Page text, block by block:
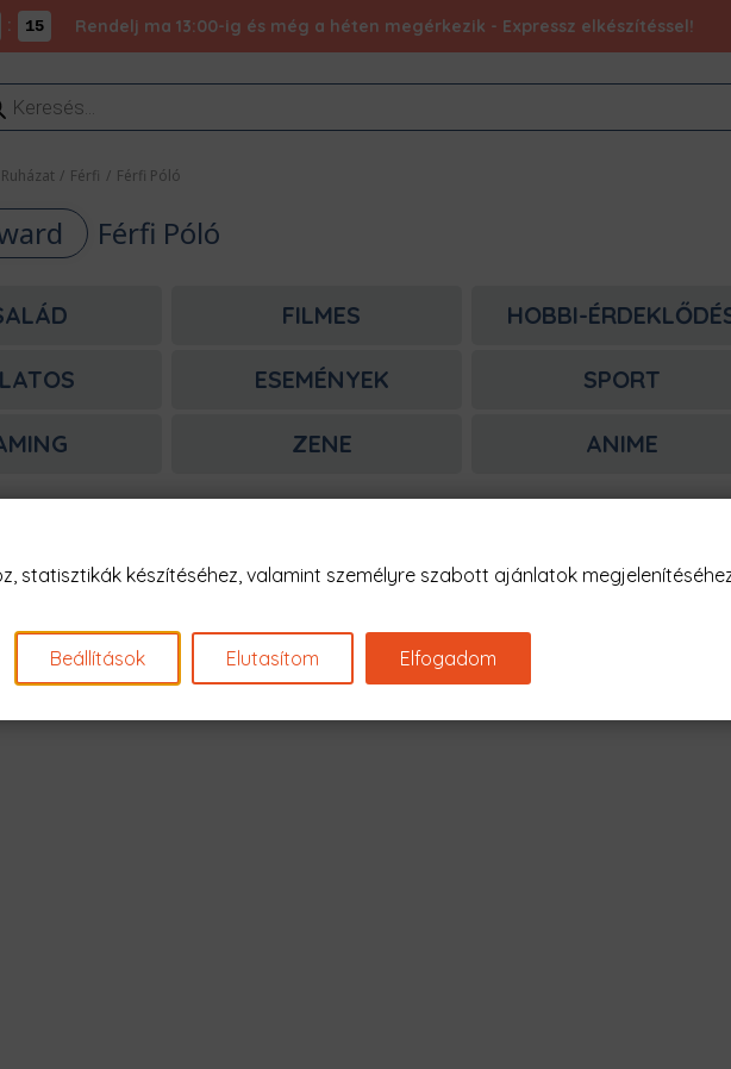
: 15 Rendelj ma 13:00-ig és még a héten megérkezik - Expressz elkészítéssel!
Ruházat / Férfi / Férfi Póló
Férfi Póló
FILMES HOBBI-
ESEMÉNYEK SPORT
ZENE ANIME
Nagyon sajnáljuk! 😥
Nincs találat erre: "squidward Férfi Póló"
statisztikák készítéséhez, valamint személyre szabott ajánlatok
Beállítások Elutasítom Elfogadom